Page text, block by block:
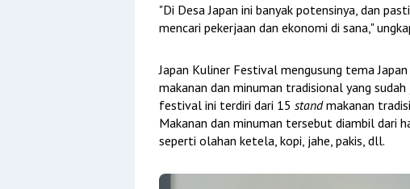
"Di Desa Japan ini banyak potensinya, dan
mencari pekerjaan dan ekonomi di sana,"
Japan Kuliner Festival mengusung tema
makanan dan minuman tradisional yang
festival ini terdiri dari 15 standmakanan
Makanan dan minuman tersebut diambil dari
seperti olahan ketela, kopi, jahe, pakis, dll.